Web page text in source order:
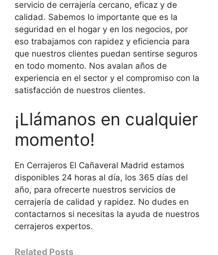
servicio de cerrajería cercano, eficaz y de
calidad. Sabemos lo importante que es la
seguridad en el hogar y en los negocios, por
eso trabajamos con rapidez y eficiencia para
que nuestros clientes puedan sentirse seguros
en todo momento. Nos avalan años de
experiencia en el sector y el compromiso con la
satisfacción de nuestros clientes.
¡Llámanos en cualquier
momento!
En Cerrajeros El Cañaveral Madrid estamos
disponibles 24 horas al día, los 365 días del
año, para ofrecerte nuestros servicios de
cerrajería de calidad y rapidez. No dudes en
contactarnos si necesitas la ayuda de nuestros
cerrajeros expertos.
Related Posts